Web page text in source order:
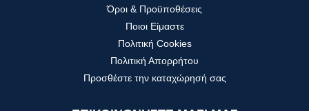
Όροι & Προϋποθέσεις
Ποιοι Είμαστε
Πολιτική Cookies
Πολιτική Απορρήτου
Προσθέστε την καταχώρησή σας